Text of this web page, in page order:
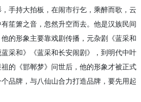
手持大拍板，在闹市行乞，乘醉而歌，云
笙箫之音，忽然升空而去。 他是汉族民间
的形象主要靠戏剧传播， 元杂剧《蓝采和
采和》《蓝采和长安闹剧》
， 到明代中叶
的《邯郸梦》问世后， 他的形象 才被正式
个品牌，与八仙山合力打造品牌，要先用起